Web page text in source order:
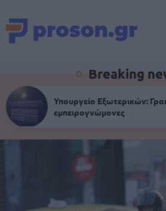
Breaking
Υπουργείο Εξωτερικών:
εμπειρογνώμονες